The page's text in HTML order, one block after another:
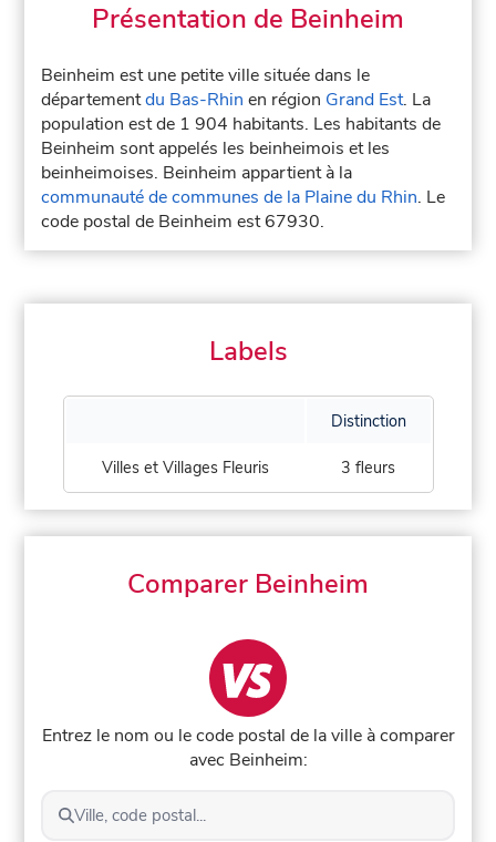
Présentation de Beinheim
Beinheim est une petite ville située dans le
départementdu Bas-Rhin en région Grand Est. La
population est de 1 904 habitants. Les habitants de
Beinheim sont appelés les beinheimois et les
beinheimoises. Beinheim appartient à la
communauté de communes de la Plaine du Rhin. Le
code postal de Beinheim est 67930.
Labels
Distinction
Villes et Villages Fleuris 3 fleurs
Comparer Beinheim
Entrez le nom ou le code postal de la ville à comparer
avec Beinheim:
Ville, code postal...